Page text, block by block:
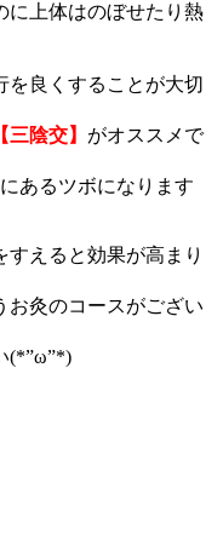
に上体はのぼせたり熱
を良くすることが大切
【三陰交】 がオススメで
あるツボになります
えると効果が高まり
お灸のコースがござい
(*”ω”*)